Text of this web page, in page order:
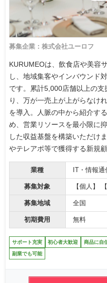
募集企業：株式会社ユーロフ
KURUMEOは、飲食店や美容
し、地域集客やインバウンド
です。累計5,000店舗以上の
り、万が一売上が上がらなけ
を導入。人脈の中から紹介す
め、営業リソースを最小限に
した収益基盤を構築いただけ
やテレアポ等で獲得する新規
業種 IT・情報
募集対象 【個人】
募集地域 全国
初期費用 無料
サポート充実 初心者大歓迎 商品に自
副業でも可能